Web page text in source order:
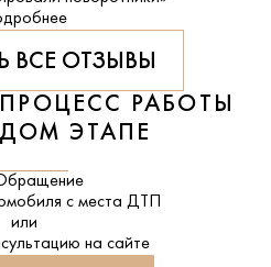
ВСЕ ОТЗЫВЫ
РАБОТЫ
ЭТАПЕ
с места ДТП
или
на сайте